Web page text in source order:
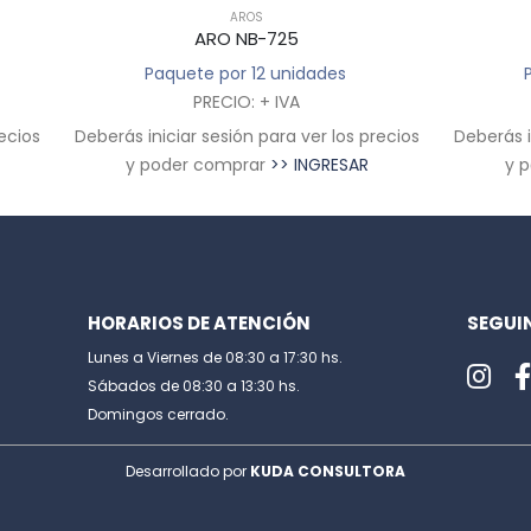
PRIMAVERA - VERANO
ARO NB-734
Paquete por 12 unidades
PRECIO + IVA
Deberás iniciar sesión para ver los precios
y poder comprar >> INGRESAR
HORARIOS DE ATENCIÓN
Lunes a Viernes de 08:30 a 17:30 hs.
Sábados de 08:30 a 13:30 hs.
Domingos cerrado.
Desarrollado por KUDA CONSULTORA